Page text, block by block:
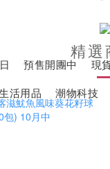
預售開團中 現
活用品 潮物科技
精選